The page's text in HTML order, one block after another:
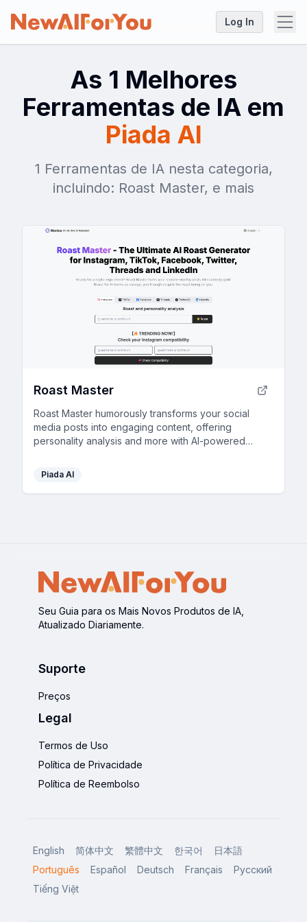
Log In
As 1 Melhores
Ferramentas de IA em
Piada AI
1 Ferramentas de IA nesta categoria,
incluindo: Roast Master, e mais
Roast Master
Roast Master humorously transforms your social
media posts into engaging content, offering
personality analysis and more with AI-powered
Piada AI
Seu Guia para os Mais Novos Produtos de IA,
Atualizado Diariamente.
Suporte
Preços
Legal
Termos de Uso
Política de Privacidade
Política de Reembolso
English 简体中文 繁體中文 한국어
日本語
Português
Español Deutsch Français
Русский
Tiếng Việt